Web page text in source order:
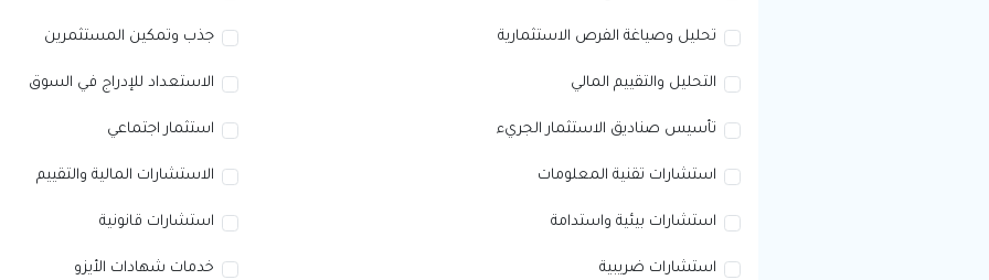
تحليل وصياغة الفرص الاستثمارية جذب وتمكين المستثمرين
التحليل والتقييم المالي الاستعداد للإدراج في السوق
تأسيس صناديق الاستثمار الجريء استثمار اجتماعي
استشارات تقنية المعلومات الاستشارات المالية والتقييم
استشارات بيئية واستدامة استشارات قانونية
استشارات ضريبية خدمات شهادات الأيزو